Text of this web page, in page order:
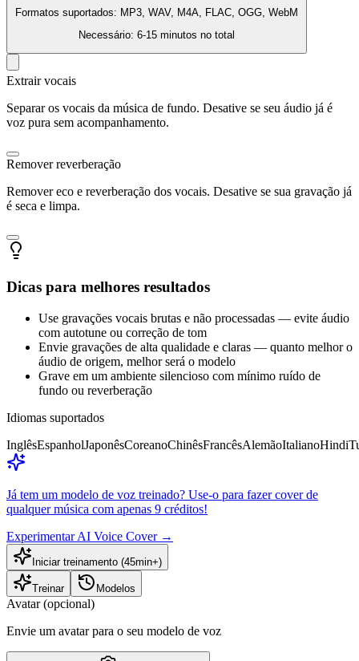
Formatos suportados: MP3, WAV, M4A, FLAC, OGG, WebM
Necessário: 6-15 minutos no total
Extrair vocais
Separar os vocais da música de fundo. Desative se seu áudio já é
voz pura sem acompanhamento.
Remover reverberação
Remover eco e reverberação dos vocais. Desative se sua gravação já
é seca e limpa.
Dicas para melhores resultados
Use gravações vocais brutas e não processadas — evite áudio
com autotune ou correção de tom
Envie gravações de alta qualidade e claras — quanto melhor o
áudio de origem, melhor será o modelo
Grave em um ambiente silencioso com mínimo ruído de
fundo ou reverberação
Idiomas suportados
InglêsEspanholJaponêsCoreanoChinêsFrancêsAlemãoItalianoHindi
Já tem um modelo de voz treinado? Use-o para fazer cover de
qualquer música com apenas 9 créditos!
Experimentar AI Voice Cover→
Iniciar treinamento (45min+)
Treinar Modelos
Avatar (opcional)
Envie um avatar para o seu modelo de voz